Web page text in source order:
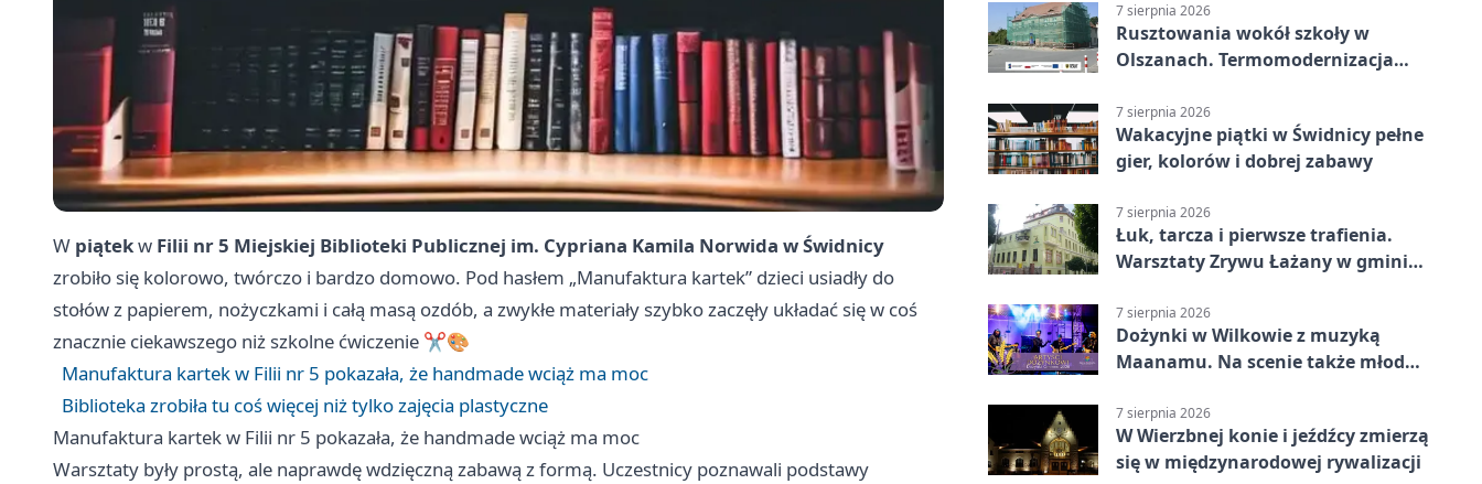
W piątekw Filii nr 5 Miejskiej Biblioteki Publicznej im. Cypriana Kamila Norwida w Świdnicy
zrobiło się kolorowo, twórczo i bardzo domowo. Pod hasłem „Manufaktura kartek” dzieci usiadły do
stołów z papierem, nożyczkami i całą masą ozdób, a zwykłe materiały szybko zaczęły układać się w coś
znacznie ciekawszego niż szkolne ćwiczenie ✂️🎨
Manufaktura kartek w Filii nr 5 pokazała, że handmade wciąż ma moc
Biblioteka zrobiła tu coś więcej niż tylko zajęcia plastyczne
Manufaktura kartek w Filii nr 5 pokazała, że handmade wciąż ma moc
Warsztaty były prostą, ale naprawdę wdzięczną zabawą z formą. Uczestnicy poznawali podstawy
7 sierpnia 2026
Rusztowania wokół szkoły w
Olszanach. Termomodernizacja
7 sierpnia 2026
Wakacyjne piątki w Świdnicy pełne
gier, kolorów i dobrej zabawy
7 sierpnia 2026
Łuk, tarcza i pierwsze trafienia.
Warsztaty Zrywu Łażany w gminie
7 sierpnia 2026
Dożynki w Wilkowie z muzyką
Maanamu. Na scenie także młode
7 sierpnia 2026
W Wierzbnej konie i jeźdźcy zmierzą
się w międzynarodowej rywalizacji